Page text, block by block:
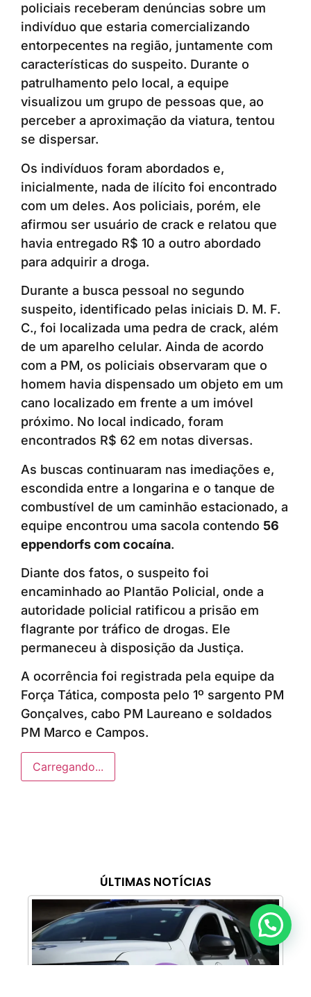
ÚLTIMAS NOTÍCIAS
policiais receberam denúncias sobre um
indivíduo que estaria comercializando
entorpecentes na região, juntamente com
características do suspeito. Durante o
patrulhamento pelo local, a equipe
visualizou um grupo de pessoas que, ao
perceber a aproximação da viatura, tentou
se dispersar.
Os indivíduos foram abordados e,
inicialmente, nada de ilícito foi encontrado
com um deles. Aos policiais, porém, ele
afirmou ser usuário de crack e relatou que
havia entregado R$ 10 a outro abordado
para adquirir a droga.
Durante a busca pessoal no segundo
suspeito, identificado pelas iniciais D. M. F.
C., foi localizada uma pedra de crack, além
de um aparelho celular. Ainda de acordo
com a PM, os policiais observaram que o
homem havia dispensado um objeto em um
cano localizado em frente a um imóvel
próximo. No local indicado, foram
encontrados R$ 62 em notas diversas.
As buscas continuaram nas imediações e,
escondida entre a longarina e o tanque de
combustível de um caminhão estacionado, a
equipe encontrou uma sacola contendo 56
eppendorfs com cocaína.
Diante dos fatos, o suspeito foi
encaminhado ao Plantão Policial, onde a
autoridade policial ratificou a prisão em
flagrante por tráfico de drogas. Ele
permaneceu à disposição da Justiça.
A ocorrência foi registrada pela equipe da
Força Tática, composta pelo 1º sargento PM
Gonçalves, cabo PM Laureano e soldados
PM Marco e Campos.
Carregando...
Anunciar ou recomendar matéria